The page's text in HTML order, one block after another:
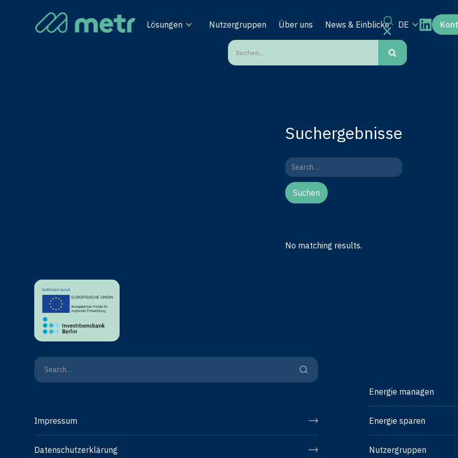
Lösungen Nutzergruppen Über uns News & Einblicke DE
Suchergebnisse
No matching results.
Impressum
Datenschutzerklärung
Energie managen
Energie sparen
Nutzergruppen